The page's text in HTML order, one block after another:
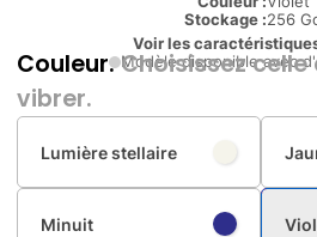
Stockage :256
Voir les
Modèle disponible avec
Couleur.Choisissez celle
vibrer.
Lumière stellaire
Minuit